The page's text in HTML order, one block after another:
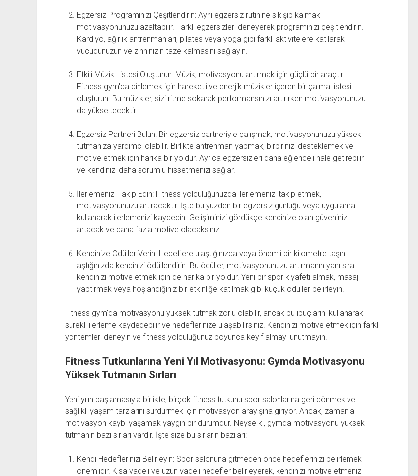
Egzersiz Programınızı Çeşitlendirin: Aynı egzersiz rutinine sıkışıp kalmak
motivasyonunuzu azaltabilir. Farklı egzersizleri deneyerek programınızı çeşitlendirin.
Kardiyo, ağırlık antrenmanları, pilates veya yoga gibi farklı aktivitelere katılarak
vücudunuzun ve zihninizin taze kalmasını sağlayın.
Etkili Müzik Listesi Oluşturun: Müzik, motivasyonu artırmak için güçlü bir araçtır.
Fitness gym'da dinlemek için hareketli ve enerjik müzikler içeren bir çalma listesi
oluşturun. Bu müzikler, sizi ritme sokarak performansınızı artırırken motivasyonunuzu
da yükseltecektir.
Egzersiz Partneri Bulun: Bir egzersiz partneriyle çalışmak, motivasyonunuzu yüksek
tutmanıza yardımcı olabilir. Birlikte antrenman yapmak, birbirinizi desteklemek ve
motive etmek için harika bir yoldur. Ayrıca egzersizleri daha eğlenceli hale getirebilir
ve kendinizi daha sorumlu hissetmenizi sağlar.
İlerlemenizi Takip Edin: Fitness yolculuğunuzda ilerlemenizi takip etmek,
motivasyonunuzu artıracaktır. İşte bu yüzden bir egzersiz günlüğü veya uygulama
kullanarak ilerlemenizi kaydedin. Gelişiminizi gördükçe kendinize olan güveniniz
artacak ve daha fazla motive olacaksınız.
Kendinize Ödüller Verin: Hedeflere ulaştığınızda veya önemli bir kilometre taşını
aştığınızda kendinizi ödüllendirin. Bu ödüller, motivasyonunuzu artırmanın yanı sıra
kendinizi motive etmek için de harika bir yoldur. Yeni bir spor kıyafeti almak, masaj
yaptırmak veya hoşlandığınız bir etkinliğe katılmak gibi küçük ödüller belirleyin.
Fitness gym'da motivasyonu yüksek tutmak zorlu olabilir, ancak bu ipuçlarını kullanarak
sürekli ilerleme kaydedebilir ve hedeflerinize ulaşabilirsiniz. Kendinizi motive etmek için farklı
yöntemleri deneyin ve fitness yolculuğunuz boyunca keyif almayı unutmayın.
Fitness Tutkunlarına Yeni Yıl Motivasyonu: Gymda Motivasyonu
Yüksek Tutmanın Sırları
Yeni yılın başlamasıyla birlikte, birçok fitness tutkunu spor salonlarına geri dönmek ve
sağlıklı yaşam tarzlarını sürdürmek için motivasyon arayışına giriyor. Ancak, zamanla
motivasyon kaybı yaşamak yaygın bir durumdur. Neyse ki, gymda motivasyonu yüksek
tutmanın bazı sırları vardır. İşte size bu sırların bazıları:
Kendi Hedeflerinizi Belirleyin: Spor salonuna gitmeden önce hedeflerinizi belirlemek
önemlidir. Kısa vadeli ve uzun vadeli hedefler belirleyerek, kendinizi motive etmeniz